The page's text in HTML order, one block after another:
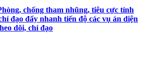
chống tham nhũng, tiêu cực tỉnh
đạo đẩy nhanh tiến độ các vụ án diện
dõi, chỉ đạo